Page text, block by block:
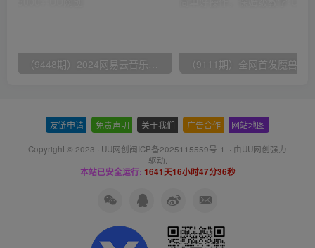
友链申请 免责声明 关于我们 广告合作 网站地图
Copyright © 2023 · UU网创闽ICP备2025115559号-1 · 由UU网创强力
驱动.
本站已安全运行: 1641天16小时47分36秒